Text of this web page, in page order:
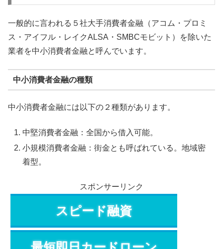
一般的に言われる５社大手消費者金融（アコム・プロミ
ス・アイフル・レイクALSA・SMBCモビット）を除いた
業者を中小消費者金融と呼んでいます。
中小消費者金融の種類
中小消費者金融には以下の２種類があります。
中堅消費者金融：全国から借入可能。
小規模消費者金融：街金とも呼ばれている。地域密
着型。
スポンサーリンク
スピード融資